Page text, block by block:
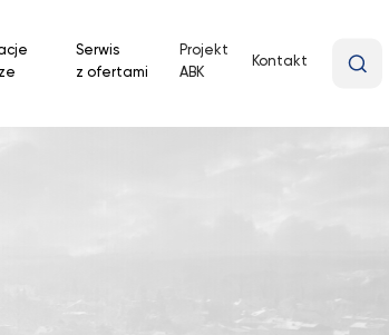
Serwis
z ofertami
Projekt
ABK
Kontakt